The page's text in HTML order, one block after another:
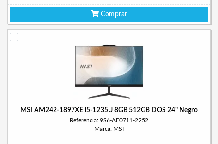
Comprar
MSI AM242-1897XE i5-1235U 8GB 512GB DOS 24" Negro
Referencia: 9S6-AE0711-2252
Marca: MSI